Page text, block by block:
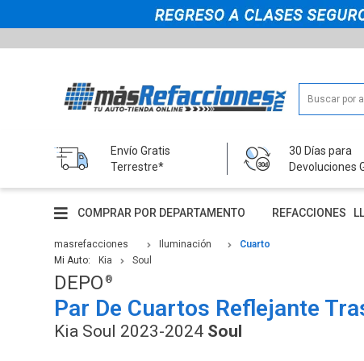
Envío Gratis
Terrestre*
30 Días para
Devoluciones
COMPRAR POR DEPARTAMENTO REFACCIONES
masrefacciones Iluminación
Cuarto
Mi Auto:
Kia Soul
DEPO
Par De Cuartos Reflejante
Kia Soul 2023-2024 Soul